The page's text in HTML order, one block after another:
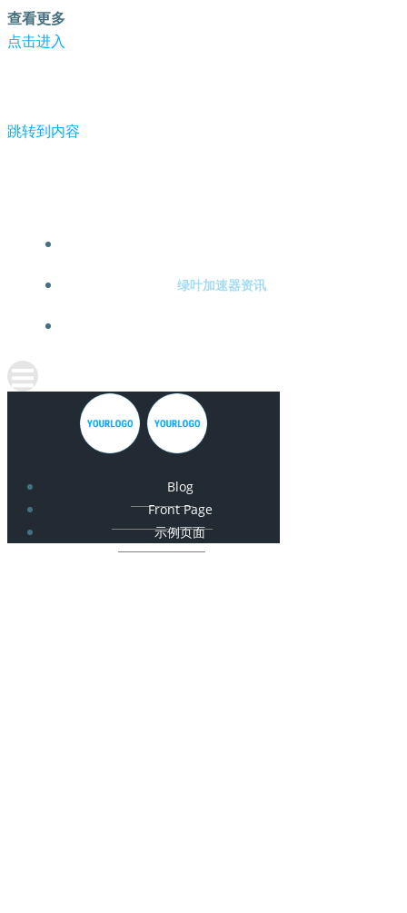
查看更多
点击进入
跳转到内容
绿叶加速器资讯
Blog
Front Page
示例页面